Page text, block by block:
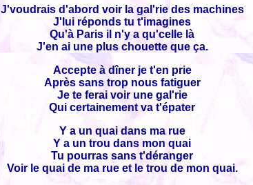
J'voudrais d'abord voir la gal'rie des machines
J'lui réponds tu t'imagines
Qu'à Paris il n'y a qu'celle là
J'en ai une plus chouette que ça.
Accepte à dîner je t'en prie
Après sans trop nous fatiguer
Je te ferai voir une gal'rie
Qui certainement va t'épater
Y a un quai dans ma rue
Y a un trou dans mon quai
Tu pourras sans t'déranger
Voir le quai de ma rue et le trou de mon quai.